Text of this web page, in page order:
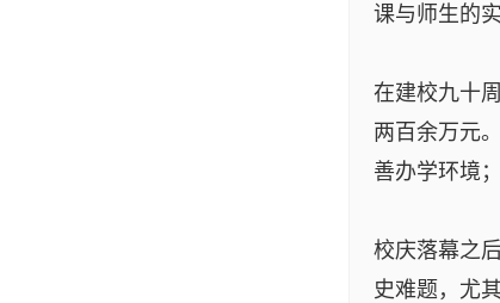
课与师生的
在建校九十
两百余万元
善办学环境
校庆落幕之
史难题，尤